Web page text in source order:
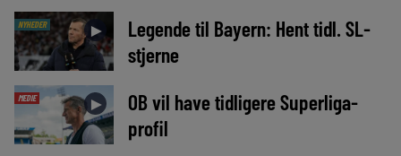
NYHEDER ►
Legende til Bayern: Hent tidl. SL-
stjerne
MEDIE ►
OB vil have tidligere Superliga-
profil